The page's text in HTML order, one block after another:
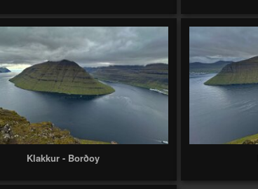
Klakkur - Borðoy